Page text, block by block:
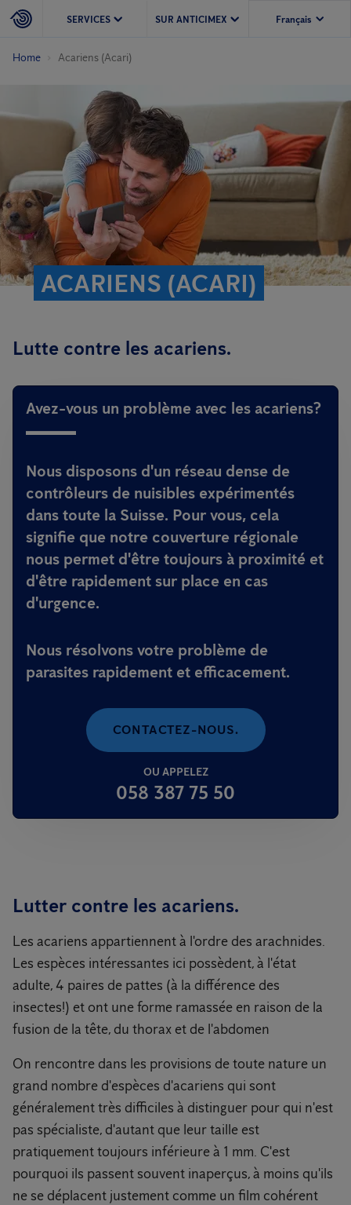
SERVICES SUR ANTICIMEX
Home Acariens (Acari)
ACARIENS (ACARI)
Lutte contre les acariens.
Avez-vous un problème avec les acariens?
Nous disposons d'un réseau dense de
contrôleurs de nuisibles expérimentés
dans toute la Suisse. Pour vous, cela
signifie que notre couverture régionale
nous permet d'être toujours à proximité et
d'être rapidement sur place en cas
d'urgence.
Nous résolvons votre problème de
parasites rapidement et efficacement.
CONTACTEZ-NOUS.
OU APPELEZ
058 387 75 50
Lutter contre les acariens.
Les acariens appartiennent à l'ordre des arach­ni­des.
Les espèces intéressantes ici possèdent, à l'état
adulte, 4 paires de pattes (à la différence des
insectes!) et ont une forme ramassée en rai­son de la
fusion de la tête, du thorax et de l'ab­domen
On rencontre dans les provisions de toute nature un
grand nombre d'espèces d'acariens qui sont
généralement très difficiles à distinguer pour qui n'est
pas spécialiste, d'autant que leur taille est
pratiquement toujours inférieure à 1 mm. C'est
pourquoi ils passent souvent inaperçus, à moins qu'ils
ne se déplacent justement comme un film cohérent